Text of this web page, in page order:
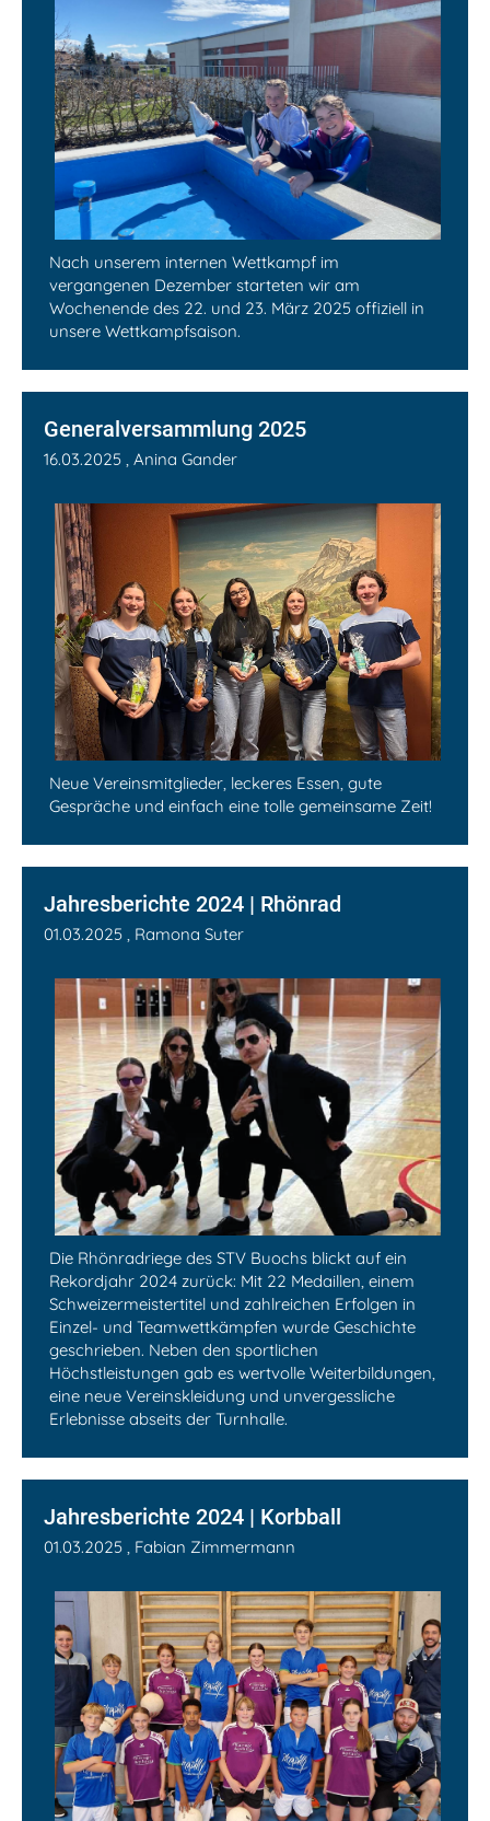
Nach unserem internen Wettkampf im
vergangenen Dezember starteten wir am
Wochenende des 22. und 23. März 2025 offiziell in
unsere Wettkampfsaison.
Generalversammlung 2025
16.03.2025 , Anina Gander
Neue Vereinsmitglieder, leckeres Essen, gute
Gespräche und einfach eine tolle gemeinsame Zeit!
Jahresberichte 2024 | Rhönrad
01.03.2025 , Ramona Suter
Die Rhönradriege des STV Buochs blickt auf ein
Rekordjahr 2024 zurück: Mit 22 Medaillen, einem
Schweizermeistertitel und zahlreichen Erfolgen in
Einzel- und Teamwettkämpfen wurde Geschichte
geschrieben. Neben den sportlichen
Höchstleistungen gab es wertvolle Weiterbildungen,
eine neue Vereinskleidung und unvergessliche
Erlebnisse abseits der Turnhalle.
Jahresberichte 2024 | Korbball
01.03.2025 , Fabian Zimmermann